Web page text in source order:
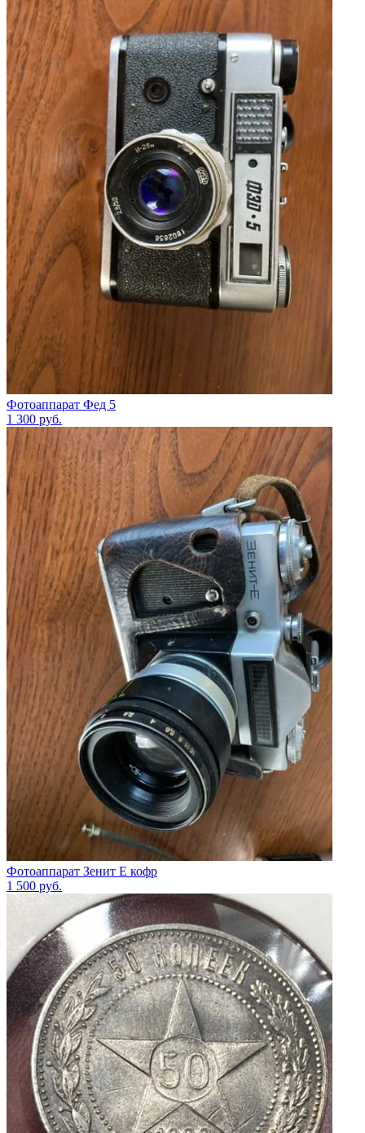
Фотоаппарат Фед 5
1 300 руб.
Фотоаппарат Зенит Е кофр
1 500 руб.